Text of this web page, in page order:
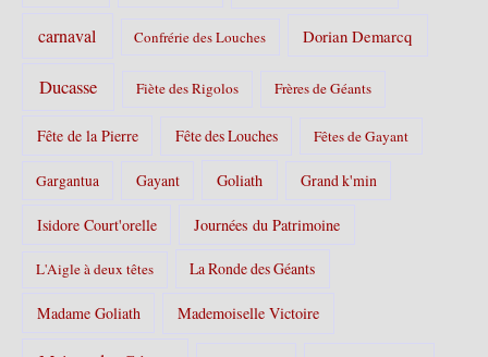
carnaval Confrérie des Louches Dorian Demarcq
Ducasse Fiète des Rigolos Frères de Géants
Fête de la Pierre Fête des Louches Fêtes de Gayant
Gargantua Gayant Goliath Grand k'min
Isidore Court'orelle Journées du Patrimoine
L'Aigle à deux têtes La Ronde des Géants
Madame Goliath Mademoiselle Victoire